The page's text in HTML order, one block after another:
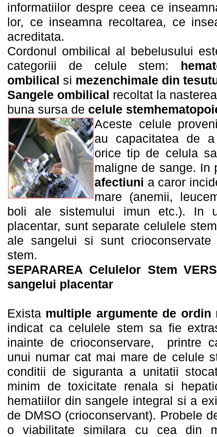
informatiilor despre ceea ce
lor, ce inseamna recoltarea, ce
acreditata.
Cordonul ombilical al bebelusului
categoriii de celule stem:
ombilical si mezenchimale din
Sangele ombilical recoltat la
buna sursa de celule
Aceste celule
au capacitatea de
orice tip de celula
maligne de sange.
afectiuni a caror
mare (anemii,
boli ale sistemului imun etc.). In
placentar, sunt separate celulele
ale sangelui si sunt
stem.
SEPARAREA Celulelor Stem
sangelui placentar
Exista multiple argumente de ordin
indicat ca celulele stem sa fie
inainte de crioconservare, printre
unui numar cat mai mare de celule
conditii de siguranta a unitatii
minim de toxicitate renala si
hematiilor din sangele integral si a
de DMSO (crioconservant). Probele
o viabilitate similara cu cea din